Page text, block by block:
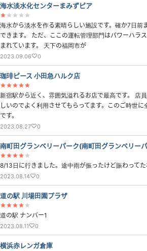
海水淡水化センターまみずピア
海水から淡水を作る素晴らしい施設です。確か7日前
できます。 ただ、ここの運転管理部門はパワーハラ
まれています。 天下の福岡市が
2023.09.06 0
珈琲ピース 小田急ハルク店
新宿駅から近く、雰囲気溢れるお店で最高です。 店
しいのでよく利用させてもらってます。このご時世
です。
2023.08.27 0
南町田グランベリーパーク(南町田グランベリー
8/13日に行きました。途中雨が振ったけど賑わって
2023.08.14 0
道の駅 川場田園プラザ
道の駅 ナンバー1
2023.08.11 0
横浜赤レンガ倉庫